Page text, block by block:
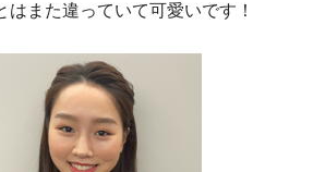
はまた違っていて可愛いです！